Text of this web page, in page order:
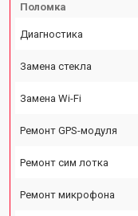
Поломка
Диагностика
Замена стекла
Замена Wi-Fi
Ремонт GPS-модуля
Ремонт сим лотка
Ремонт микрофона